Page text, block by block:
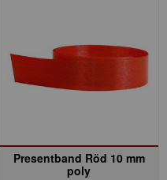
Presentband Röd 10 mm
poly